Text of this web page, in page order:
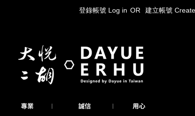
登錄帳號 Log in OR 建立帳號